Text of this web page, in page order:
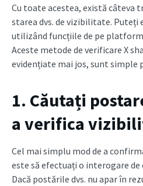
Cu toate acestea, există câteva
starea dvs. de vizibilitate.
utilizând funcțiile de pe
Aceste metode de verificare X
evidențiate mai jos, sunt simple
1. Căutați
a verifica
Cel mai simplu mod de a
este să efectuați o interogare
Dacă postările dvs. nu apar în